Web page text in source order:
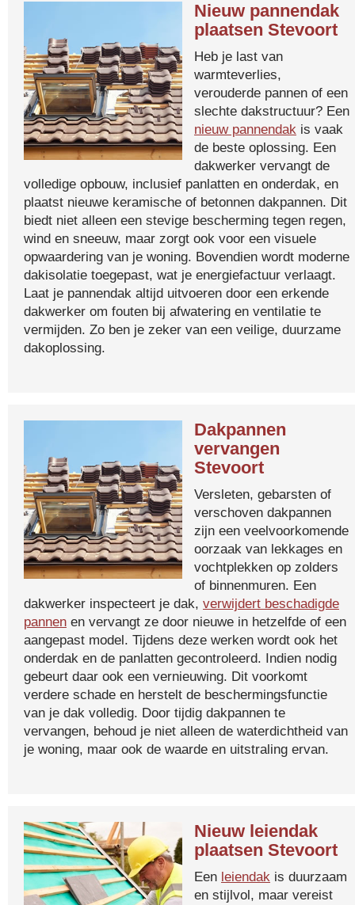
Nieuw pannendak
plaatsen Stevoort
Heb je last van
warmteverlies,
verouderde pannen of een
slechte dakstructuur? Een
nieuw pannendak is vaak
de beste oplossing. Een
dakwerker vervangt de
volledige opbouw, inclusief panlatten en onderdak, en
plaatst nieuwe keramische of betonnen dakpannen. Dit
biedt niet alleen een stevige bescherming tegen regen,
wind en sneeuw, maar zorgt ook voor een visuele
opwaardering van je woning. Bovendien wordt moderne
dakisolatie toegepast, wat je energiefactuur verlaagt.
Laat je pannendak altijd uitvoeren door een erkende
dakwerker om fouten bij afwatering en ventilatie te
vermijden. Zo ben je zeker van een veilige, duurzame
dakoplossing.
Dakpannen
vervangen
Stevoort
Versleten, gebarsten of
verschoven dakpannen
zijn een veelvoorkomende
oorzaak van lekkages en
vochtplekken op zolders
of binnenmuren. Een
dakwerker inspecteert je dak, verwijdert beschadigde
pannen en vervangt ze door nieuwe in hetzelfde of een
aangepast model. Tijdens deze werken wordt ook het
onderdak en de panlatten gecontroleerd. Indien nodig
gebeurt daar ook een vernieuwing. Dit voorkomt
verdere schade en herstelt de beschermingsfunctie
van je dak volledig. Door tijdig dakpannen te
vervangen, behoud je niet alleen de waterdichtheid van
je woning, maar ook de waarde en uitstraling ervan.
Nieuw leiendak
plaatsen Stevoort
Een leiendak is duurzaam
en stijlvol, maar vereist